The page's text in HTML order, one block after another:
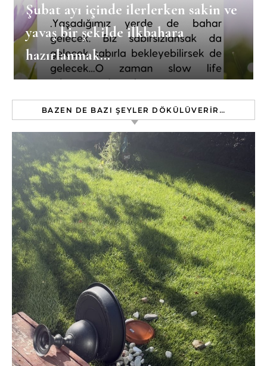
Şubat ayı içinde ilerlerken sakin ve
yavaş bir şekilde ilkbahara
hazırlanmak…
BAZEN DE BAZI ŞEYLER DÖKÜLÜVERIR…